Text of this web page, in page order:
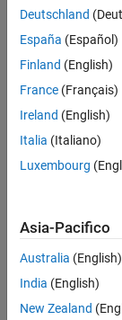
Topics
Introduction
Explore
applications,
Fundamental
Define
Toolbox
Deutschland
España (Español)
Finland (English)
France (Français)
Ireland (English)
Italia (Italiano)
Luxembourg
Asia-Pacifico
Australia (English)
India (English)
New Zealand